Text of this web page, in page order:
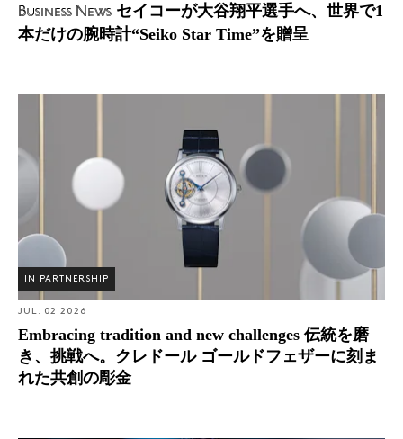
Business News セイコーが大谷翔平選手へ、世界で1
本だけの腕時計“Seiko Star Time”を贈呈
戦へ。クレドール ゴールドフェザーに刻まれた共創の彫
金
IN PARTNERSHIP
JUL. 02 2026
Embracing tradition and new challenges 伝統を磨
き、挑戦へ。クレドール ゴールドフェザーに刻ま
れた共創の彫金